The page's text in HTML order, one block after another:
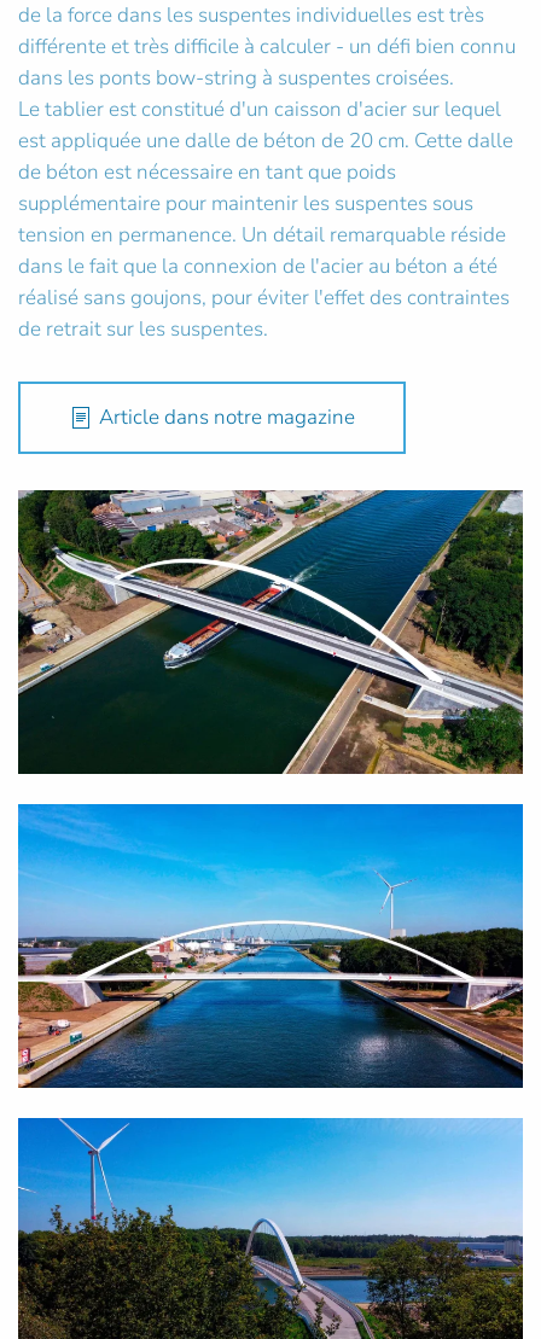
de la force dans les suspentes individuelles est très
différente et très difficile à calculer - un défi bien connu
dans les ponts bow-string à suspentes croisées.
Le tablier est constitué d'un caisson d'acier sur lequel
est appliquée une dalle de béton de 20 cm. Cette dalle
de béton est nécessaire en tant que poids
supplémentaire pour maintenir les suspentes sous
tension en permanence. Un détail remarquable réside
dans le fait que la connexion de l'acier au béton a été
réalisé sans goujons, pour éviter l'effet des contraintes
de retrait sur les suspentes.
Article dans notre magazine